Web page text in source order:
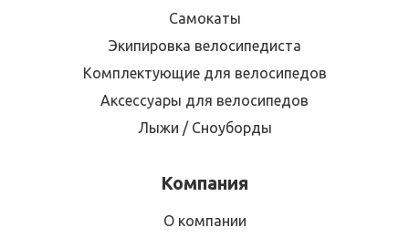
Самокаты
Экипировка велосипедиста
Комплектующие для велосипедов
Аксессуары для велосипедов
Лыжи / Сноуборды
Компания
О компании